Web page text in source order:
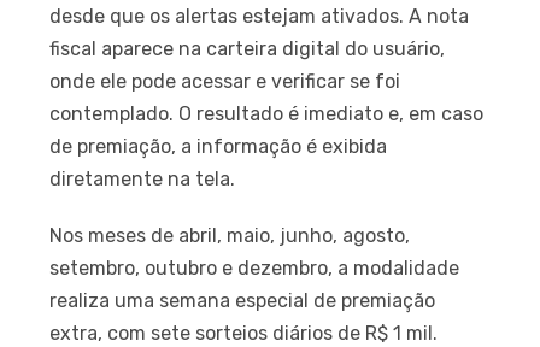
desde que os alertas estejam ativados. A nota
fiscal aparece na carteira digital do usuário,
onde ele pode acessar e verificar se foi
contemplado. O resultado é imediato e, em caso
de premiação, a informação é exibida
diretamente na tela.
Nos meses de abril, maio, junho, agosto,
setembro, outubro e dezembro, a modalidade
realiza uma semana especial de premiação
extra, com sete sorteios diários de R$ 1 mil.